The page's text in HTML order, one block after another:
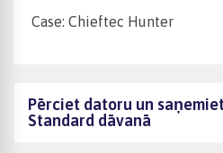
Case: Chieftec Hunter
Pērciet datoru un
Standard dāvanā